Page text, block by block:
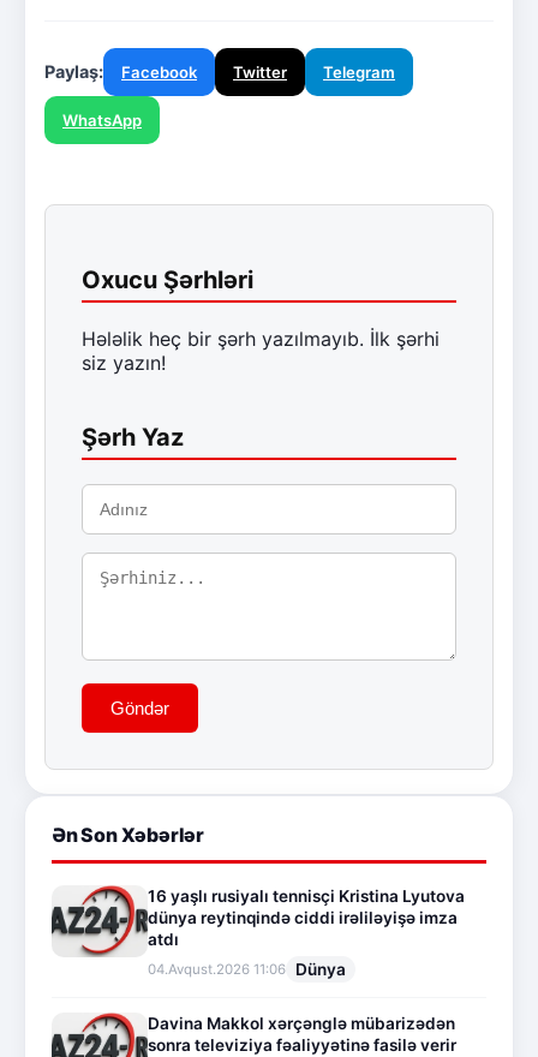
Paylaş: Facebook Twitter Telegram
WhatsApp
Oxucu Şərhləri
Hələlik heç bir şərh yazılmayıb. İlk şərhi
siz yazın!
Şərh Yaz
Göndər
Ən Son Xəbərlər
16 yaşlı rusiyalı tennisçi Kristina Lyutova
dünya reytinqində ciddi irəliləyişə imza
atdı
04.Avqust.2026 11:06 Dünya
Davina Makkol xərçənglə mübarizədən
sonra televiziya fəaliyyətinə fasilə verir